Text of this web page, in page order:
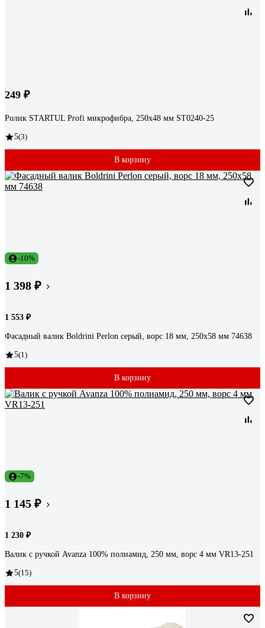
249 ₽
Ролик STARTUL Profi микрофибра, 250x48 мм ST0240-25
5(3)
В корзину
-10%
1 398 ₽
1 553 ₽
Фасадный валик Boldrini Perlon серый, ворс 18 мм, 250х58 мм 74638
5(1)
В корзину
-7%
1 145 ₽
1 230 ₽
Валик с ручкой Avanza 100% полиамид, 250 мм, ворс 4 мм VR13-251
5(15)
В корзину